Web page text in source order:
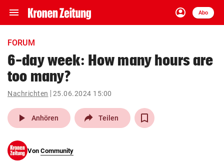
menu Navigation
ein-/ausklappen
account_circle
Anmelden
Abo
close Schließen
account_circle Anmelden
pin_drop
Wien arrow_right
FORUM
6-day week: How many hours are
too many?
Nachrichten 25.06.2024 15:00
play_arrow Anhören Teilen
Von Community